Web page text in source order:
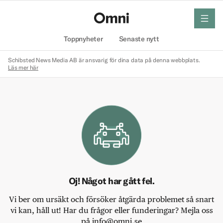
Toppnyheter Senaste nytt
meny
Schibsted News Media AB är ansvarig för dina data på denna webbplats.
Läs mer här
Oj! Något har gått fel.
Vi ber om ursäkt och försöker åtgärda problemet så snart
vi kan, håll ut! Har du frågor eller funderingar? Mejla oss